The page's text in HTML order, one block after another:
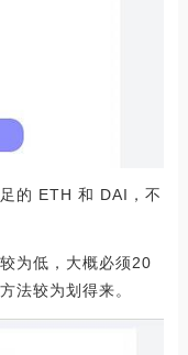
的 ETH 和 DAI，不
为低，大概必须20
法较为划得来。